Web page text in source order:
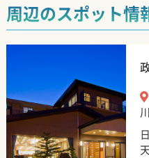
周辺のスポット情